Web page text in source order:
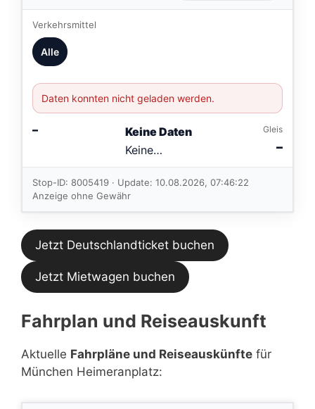
Verkehrsmittel
Alle
Daten konnten nicht geladen werden.
–
Keine Daten
Keine
Verbindungen
im aktuellen
Feed.
Gleis
–
Stop-ID: 8005419 · Update: 10.08.2026, 07:46:22
Anzeige ohne Gewähr
Jetzt Deutschlandticket buchen
Jetzt Mietwagen buchen
Fahrplan und Reiseauskunft
Aktuelle Fahrpläne und Reiseauskünfte für
München Heimeranplatz: